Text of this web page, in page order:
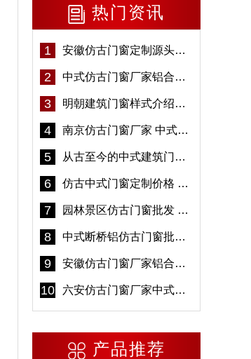
热门资讯
1 安徽仿古门窗定制源头厂家 好打理免维护-冠墅阳光
2 中式仿古门窗厂家铝合金仿古门窗定制 5年质保
3 明朝建筑门窗样式介绍——冠墅阳光
4 南京仿古门窗厂家 中式仿古门窗定制 节能防水
5 从古至今的中式建筑门窗到底有多美「冠墅阳光」
6 仿古中式门窗定制价格 铝合金仿古门窗报价
7 园林景区仿古门窗批发 铝合金仿古门窗采购-冠墅阳光
8 中式断桥铝仿古门窗批发 冠墅阳光仿古门窗 6000平米实体工厂
9 安徽仿古门窗厂家铝合金仿古门窗批发 免费设计出货快
10 六安仿古门窗厂家中式仿古门窗制作 6000平米源头厂家
产品推荐